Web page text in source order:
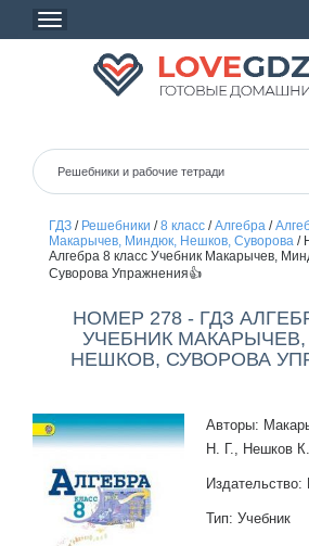
ГДЗ/ Решебники /8 класс/Алгебра/
Макарычев, Миндюк, Нешков, Суворова/
Алгебра 8 класс Учебник Макарычев,
Суворова Упражнения👍
НОМЕР 278 - ГДЗ
УЧЕБНИК
НЕШКОВ, СУВОРОВА
Авторы:
Н. Г., Нешков
Тип: Учебник